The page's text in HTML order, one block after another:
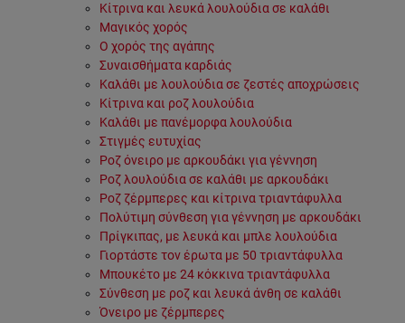
Κίτρινα και λευκά λουλούδια σε καλάθι
Μαγικός χορός
Ο χορός της αγάπης
Συναισθήματα καρδιάς
Καλάθι με λουλούδια σε ζεστές αποχρώσεις
Κίτρινα και ροζ λουλούδια
Καλάθι με πανέμορφα λουλούδια
Στιγμές ευτυχίας
Ροζ όνειρο με αρκουδάκι για γέννηση
Ροζ λουλούδια σε καλάθι με αρκουδάκι
Ροζ ζέρμπερες και κίτρινα τριαντάφυλλα
Πολύτιμη σύνθεση για γέννηση με αρκουδάκι
Πρίγκιπας, με λευκά και μπλε λουλούδια
Γιορτάστε τον έρωτα με 50 τριαντάφυλλα
Μπουκέτο με 24 κόκκινα τριαντάφυλλα
Σύνθεση με ροζ και λευκά άνθη σε καλάθι
Όνειρο με ζέρμπερες